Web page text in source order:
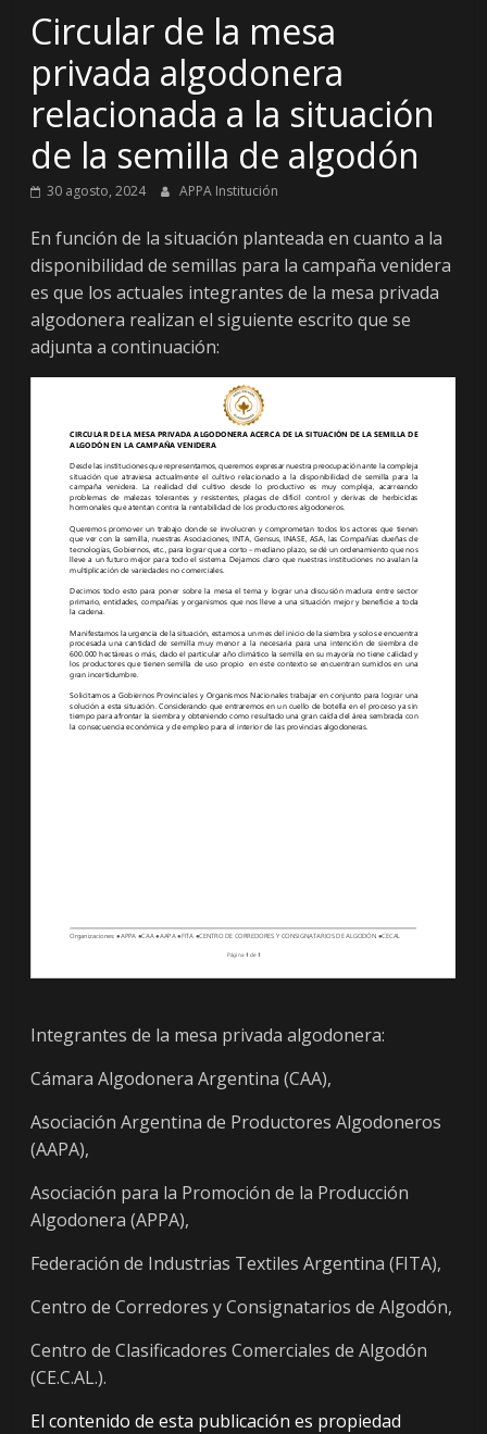
Circular de la mesa
privada algodonera
relacionada a la situación
de la semilla de algodón
30 agosto, 2024 APPA Institución
En función de la situación planteada en cuanto a la
disponibilidad de semillas para la campaña venidera
es que los actuales integrantes de la mesa privada
algodonera realizan el siguiente escrito que se
adjunta a continuación:
Integrantes de la mesa privada algodonera:
Cámara Algodonera Argentina (CAA),
Asociación Argentina de Productores Algodoneros
(AAPA),
Asociación para la Promoción de la Producción
Algodonera (APPA),
Federación de Industrias Textiles Argentina (FITA),
Centro de Corredores y Consignatarios de Algodón,
Centro de Clasificadores Comerciales de Algodón
(CE.C.AL.).
El contenido de esta publicación es propiedad